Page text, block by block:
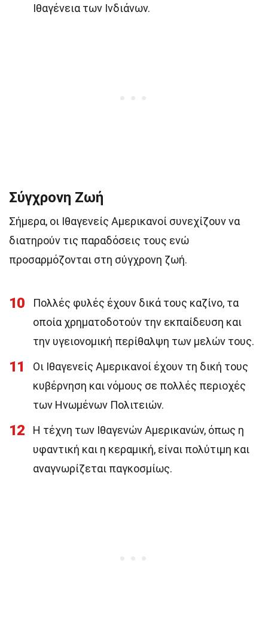
Ιθαγένεια των Ινδιάνων.
Σύγχρονη Ζωή
Σήμερα, οι Ιθαγενείς Αμερικανοί συνεχίζουν να
διατηρούν τις παραδόσεις τους ενώ
προσαρμόζονται στη σύγχρονη ζωή.
10
Πολλές φυλές έχουν δικά τους καζίνο, τα
οποία χρηματοδοτούν την εκπαίδευση και
την υγειονομική περίθαλψη των μελών τους.
11
Οι Ιθαγενείς Αμερικανοί έχουν τη δική τους
κυβέρνηση και νόμους σε πολλές περιοχές
των Ηνωμένων Πολιτειών.
12
Η τέχνη των Ιθαγενών Αμερικανών, όπως η
υφαντική και η κεραμική, είναι πολύτιμη και
αναγνωρίζεται παγκοσμίως.